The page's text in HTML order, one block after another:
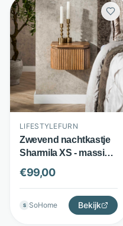
LIFESTYLEFURN
Zwevend nachtkastje
Sharmila XS - massief
mangohout - met 1
lade en golfpatroon -
zandkleur -
LifestyleFurn
€99,00
S SoHome Bekijk